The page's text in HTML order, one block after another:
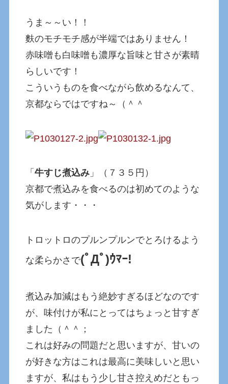
うま～～い！！
麩のモチモチ感が半端ではありません！
赤味噌も白味噌も濃厚な旨味と甘さが素晴
らしいです！
こういうものを食べながら飲めるなんて、
京都ならではですね～（＾＾
「牛すじ煮込み 」（７３５円）
京都で煮込みを食べるのは初めてのような
気がします・・・
トロットロのプルンプルンでとろけるよう
な柔らかさで(ﾟДﾟ)ｳﾏｰ!
煮込み加減はもう絶妙すぎるほどなのです
が、味付けが私にとってはちょっと甘すぎ
ました（＾＾；
これは好みの問題だと思いますが、甘いの
が好きな方はこれは最高に美味しいと思い
ますが、私はもう少し甘さ控えめだともっ